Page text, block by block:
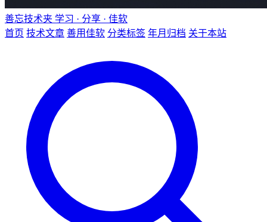
善忘技术夹 学习 · 分享 · 佳软
首页 技术文章 善用佳软 分类标签 年月归档 关于本站